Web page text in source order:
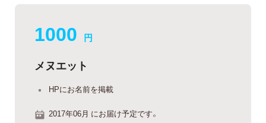
1000 円
メヌエット
HPにお名前を掲載
2017年06月 にお届け予定です。